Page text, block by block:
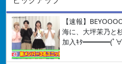
【速報】
海に、大坪茉乃と
加入ｷﾀ━━━━(